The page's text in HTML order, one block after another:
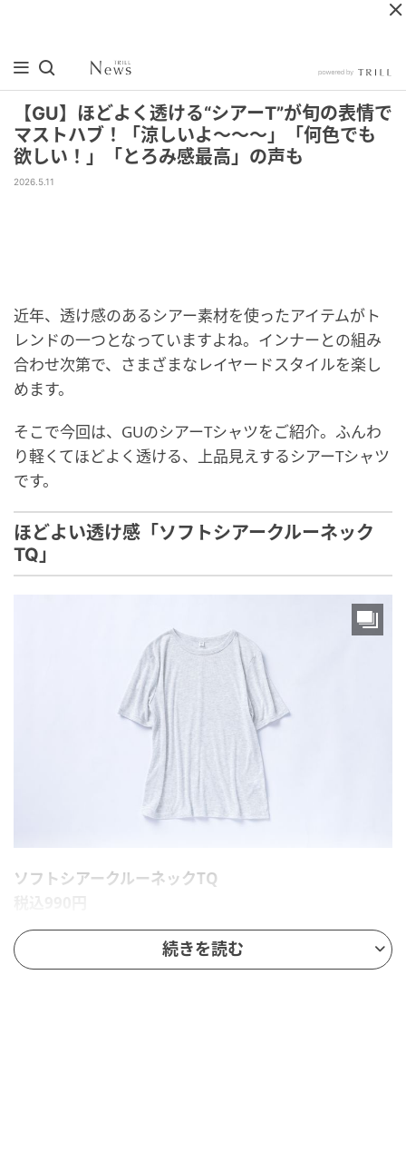
【GU】ほどよく透ける“シアーT”が旬の表情で
マストハブ！「涼しいよ～～～」「何色でも
欲しい！」「とろみ感最高」の声も
2026.5.11
近年、透け感のあるシアー素材を使ったアイテムがト
レンドの一つとなっていますよね。インナーとの組み
合わせ次第で、さまざまなレイヤードスタイルを楽し
めます。
そこで今回は、GUのシアーTシャツをご紹介。ふんわ
り軽くてほどよく透ける、上品見えするシアーTシャツ
です。
ほどよい透け感「ソフトシアークルーネック
TQ」
ソフトシアークルーネックTQ
ソフトな着心地のシアーTシャツ。
続きを読む